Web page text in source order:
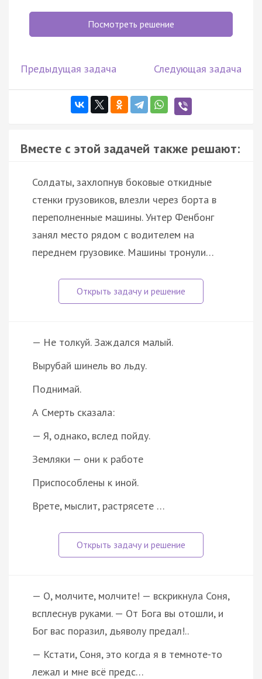
Посмотреть решение
Предыдущая задача Следующая задача
Вместе с этой задачей также решают:
Солдаты, захлопнув боковые откидные
стенки грузовиков, влезли через борта в
переполненные машины. Унтер Фенбонг
занял место рядом с водителем на
переднем грузовике. Машины тронули…
— Не толкуй. Заждался малый.
Вырубай шинель во льду.
Поднимай.
А Смерть сказала:
— Я, однако, вслед пойду.
Земляки — они к работе
Приспособлены к иной.
Врете, мыслит, растрясете …
— О, молчите, молчите! — вскрикнула Соня,
всплеснув руками. — От Бога вы отошли, и
Бог вас поразил, дьяволу предал!..
— Кстати, Соня, это когда я в темноте-то
лежал и мне всё предс…